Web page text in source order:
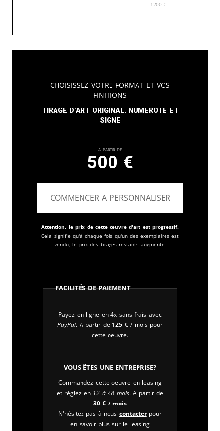
1200 €
Choisissez votre format et vos
finitions
Tirage d'art original. Numerote et
signe
A partir de
500 €
COMMENCER A PERSONNALISER
Attention, le prix de cette œuvre d'art est progressif.
Cela signifie qu'à chaque fois qu'un des exemplaires est
vendu, le prix des tirages restants augmente.
Facilités de paiement
Payez en ligne en 4x sans frais avec
PayPal. A partir de 125 €/ mois pour
cette oeuvre.
Vous êtes une entreprise?
Commandez cette oeuvre en leasing
et règlez en 12 à 48 mois. A partir de
30€ / mois
N'hésitez pas à nous contacterpour
en savoir plus sur le leasing